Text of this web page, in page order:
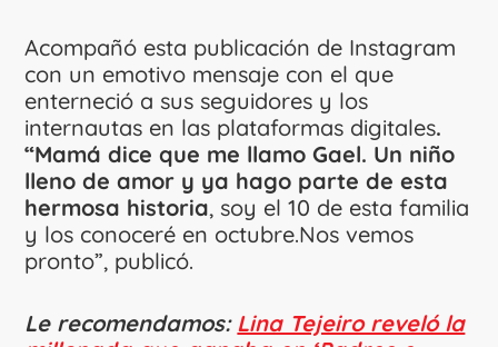
Acompañó esta publicación de Instagram
con un emotivo mensaje con el que
enterneció a sus seguidores y los
internautas en las plataformas digitales.
“Mamá dice que me llamo Gael. Un niño
lleno de amor y ya hago parte de esta
hermosa historia, soy el 10 de esta familia
y los conoceré en octubre.Nos vemos
pronto”, publicó.
Le recomendamos: Lina Tejeiro reveló la